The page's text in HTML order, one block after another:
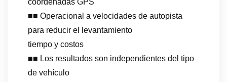
coordenadas GPS
■■ Operacional a velocidades de autopista
para reducir el levantamiento
tiempo y costos
■■ Los resultados son independientes del tipo
de vehículo